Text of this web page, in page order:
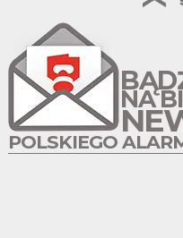
NA
POLSKIEGO